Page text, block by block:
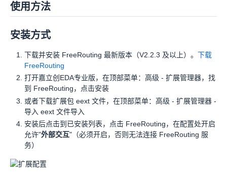
使用方法
安装方式
下载并安装 FreeRouting 最新版本（V2.2.3 及以上）。 下载
FreeRouting
打开嘉立创EDA专业版，在顶部菜单：高级 - 扩展管理器，找
到 FreeRouting，点击安装
或者下载扩展包 eext 文件，在顶部菜单：高级 - 扩展管理器 -
导入 eext 文件导入
安装后点击到已安装列表，点击 FreeRouting，在配置处开启
允许"外部交互"（必须开启，否则无法连接 FreeRouting 服
务）